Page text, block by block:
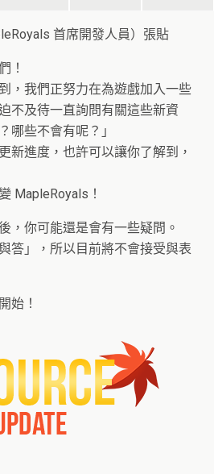
首席開發人員）張貼
！
，我們正努力在為遊戲加入一些
不及待一直詢問有關這些新資
哪些不會有呢？」
新進度，也許可以讓你了解到，
MapleRoyals！
，你可能還是會有一些疑問。
答」，所以目前將不會接受與表
始！